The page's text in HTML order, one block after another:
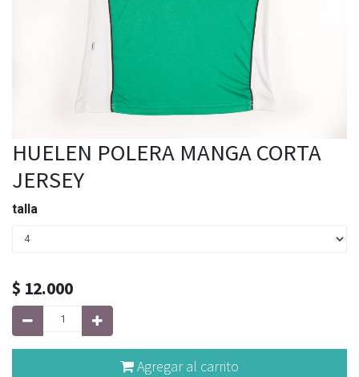
HUELEN POLERA MANGA CORTA
JERSEY
talla
$ 12.000
Agregar al carrito